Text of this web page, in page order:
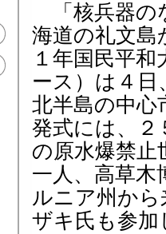
「核兵器の
海道の礼文島
１年国民平
ース）は４
北半島の中心
発式には、２
の原水爆禁止
一人、高草
ルニア州か
ザキ氏も参加